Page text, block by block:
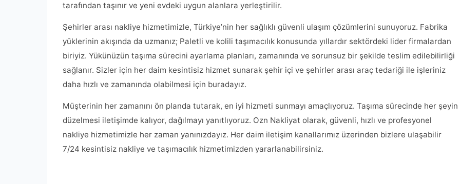
tarafından taşınır ve yeni evdeki uygun alanlara yerleştirilir.
Şehirler arası nakliye hizmetimizle, Türkiye’nin her sağlıklı güvenli ulaşım çözümlerini sunuyoruz. Fabrika
yüklerinin akışında da uzmanız; Paletli ve kolili taşımacılık konusunda yıllardır sektördeki lider firmalardan
biriyiz. Yükünüzün taşıma sürecini ayarlama planları, zamanında ve sorunsuz bir şekilde teslim edilebilirliği
sağlanır. Sizler için her daim kesintisiz hizmet sunarak şehir içi ve şehirler arası araç tedariği ile işleriniz
daha hızlı ve zamanında olabilmesi için buradayız.
Müşterinin her zamanını ön planda tutarak, en iyi hizmeti sunmayı amaçlıyoruz. Taşıma sürecinde her şeyin
düzelmesi iletişimde kalıyor, dağılmayı yanıtlıyoruz. Ozn Nakliyat olarak, güvenli, hızlı ve profesyonel
nakliye hizmetimizle her zaman yanınızdayız. Her daim iletişim kanallarımız üzerinden bizlere ulaşabilir
7/24 kesintisiz nakliye ve taşımacılık hizmetimizden yararlanabilirsiniz.